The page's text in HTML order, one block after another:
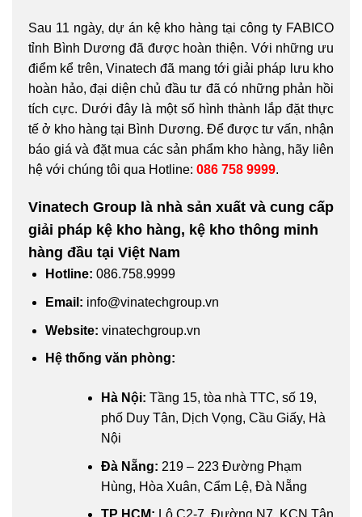
Sau 11 ngày, dự án kệ kho hàng tại công ty FABICO
tỉnh Bình Dương đã được hoàn thiện. Với những ưu
điểm kể trên, Vinatech đã mang tới giải pháp lưu kho
hoàn hảo, đại diện chủ đầu tư đã có những phản hồi
tích cực. Dưới đây là một số hình thành lắp đặt thực
tế ở kho hàng tại Bình Dương. Để được tư vấn, nhận
báo giá và đặt mua các sản phẩm kho hàng, hãy liên
hệ với chúng tôi qua Hotline: 086 758 9999.
Vinatech Group là nhà sản xuất và cung cấp
giải pháp kệ kho hàng, kệ kho thông minh
hàng đầu tại Việt Nam
Hotline: 086.758.9999
Email : info@vinatechgroup.vn
Website: vinatechgroup.vn
Hệ thống văn phòng:
Hà Nội: Tầng 15, tòa nhà TTC, số 19,
phố Duy Tân, Dịch Vọng, Cầu Giấy, Hà
Nội
Đà Nẵng: 219 – 223 Đường Phạm
Hùng, Hòa Xuân, Cẩm Lệ, Đà Nẵng